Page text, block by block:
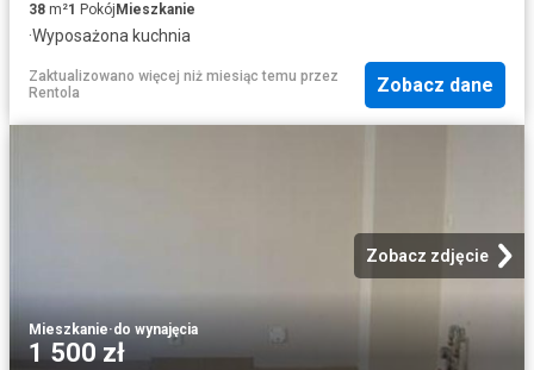
38 m²1 Pokój Mieszkanie
·Wyposażona kuchnia
Zaktualizowano więcej niż miesiąc temu przez
Rentola
Zobacz dane
Zobacz zdjęcie
Mieszkanie·do wynajęcia
1 500 zł